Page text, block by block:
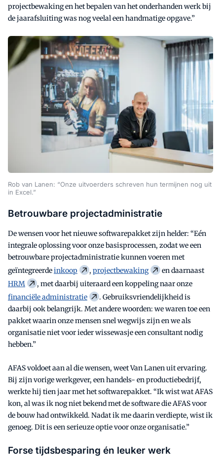
projectbewaking en het bepalen van het onderhanden werk bij
de jaarafsluiting was nog veelal een handmatige opgave.”
Rob van Lanen: “Onze uitvoerders schreven hun termijnen nog uit
in Excel.”
Betrouwbare projectadministratie
De wensen voor het nieuwe softwarepakket zijn helder: “Eén
integrale oplossing voor onze basisprocessen, zodat we een
betrouwbare projectadministratie kunnen voeren met
geïntegreerdeinkoop , projectbewaking
en daarnaast
HRM
, met daarbij uiteraard een koppeling naar onze
financiële administratie
. Gebruiksvriendelijkheid is
daarbij ook belangrijk. Met andere woorden: we waren toe een
pakket waarin onze mensen snel wegwijs zijn en we als
organisatie niet voor ieder wissewasje een consultant nodig
hebben.”
AFAS voldoet aan al die wensen, weet Van Lanen uit ervaring.
Bij zijn vorige werkgever, een handels- en productiebedrijf,
werkte hij tien jaar met het softwarepakket. “Ik wist wat AFAS
kon, al was ik nog niet bekend met de software die AFAS voor
de bouw had ontwikkeld. Nadat ik me daarin verdiepte, wist ik
genoeg. Dit is een serieuze optie voor onze organisatie.”
Forse tijdsbesparing én leuker werk